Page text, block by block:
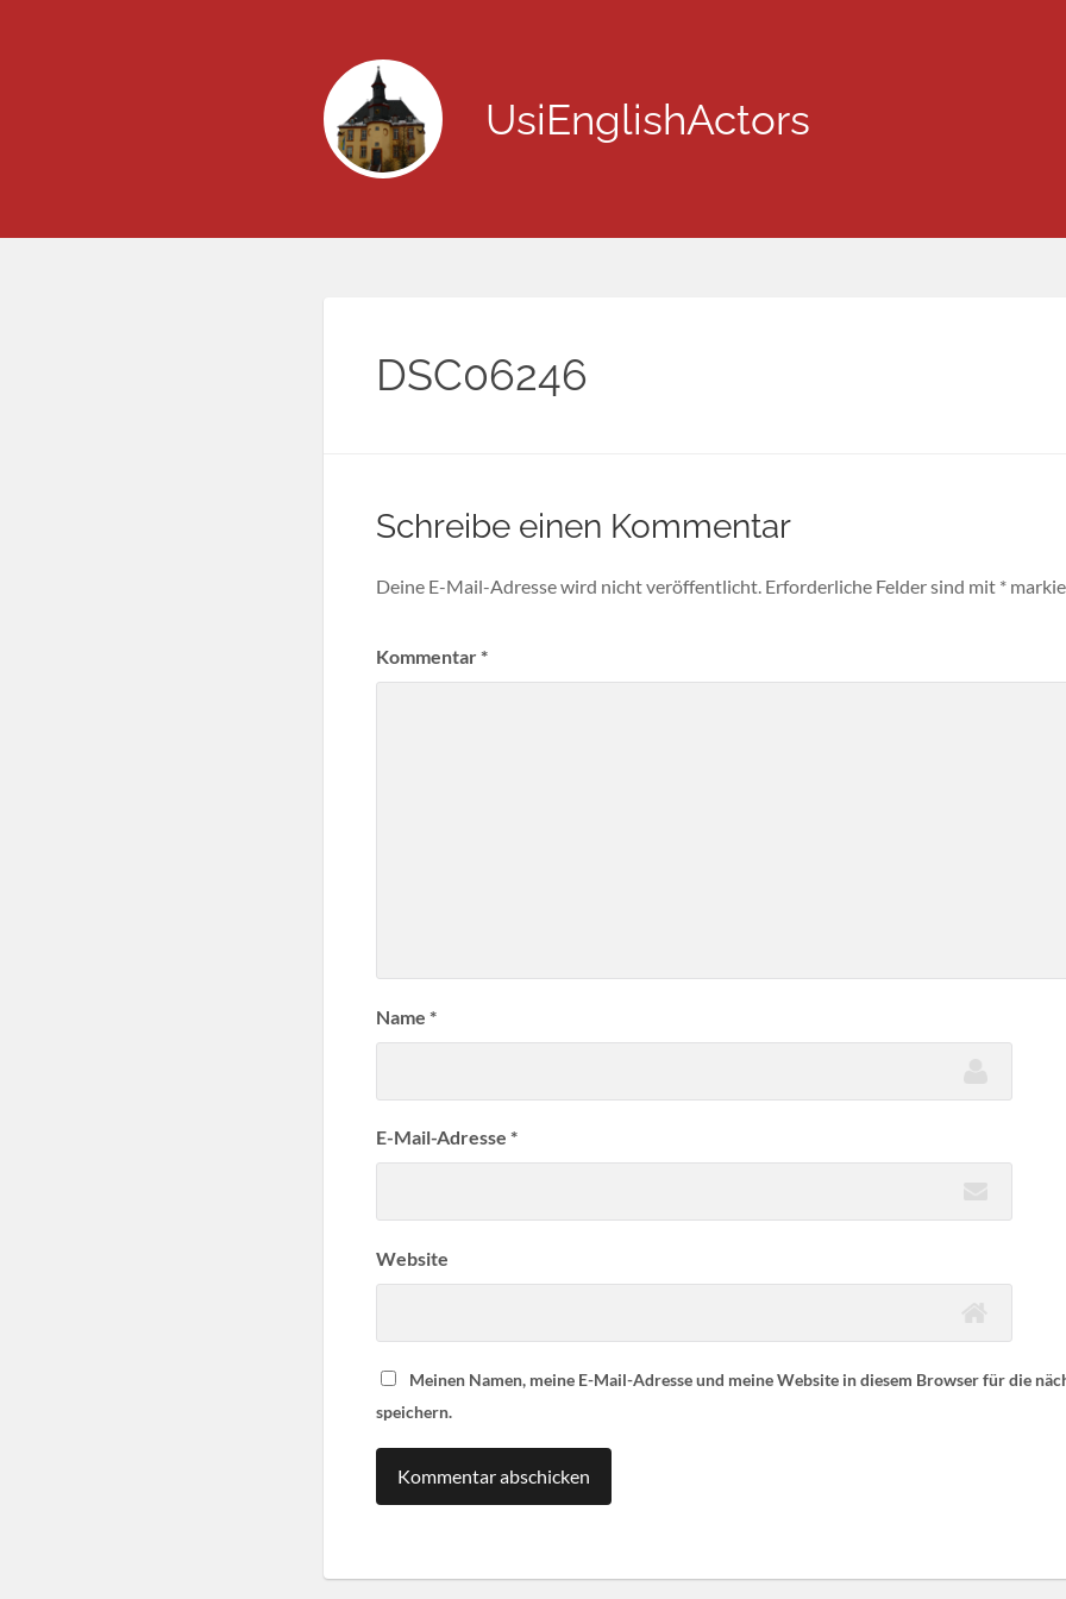
UsiEnglishActors
DSC06246
Schreibe einen Kommentar
Deine E-Mail-Adresse wird nicht veröffentlicht. Erforderliche Felder sind mit *
Kommentar*
Name *
E-Mail-Adresse *
Website
Meinen Namen, meine E-Mail-Adresse und meine Website in diesem Browser für die
speichern.